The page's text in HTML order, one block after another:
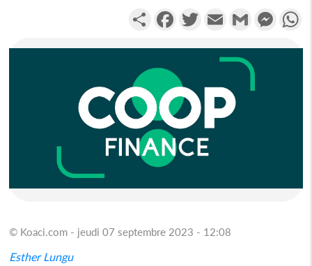
PartagerFacebookTwitterEmail Gmail
© Koaci.com - jeudi 07 septembre 2023 - 12:08
Esther Lungu